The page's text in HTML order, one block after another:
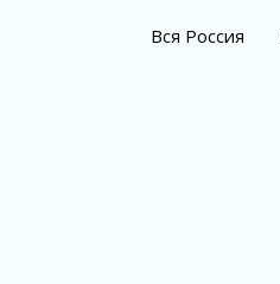
Вся Россия